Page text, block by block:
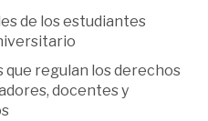
de los estudiantes
regulan los derechos
docentes y